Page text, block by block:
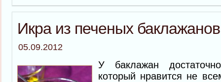
Икра из печеных баклажанов
05.09.2012
У баклажан
который нравится не